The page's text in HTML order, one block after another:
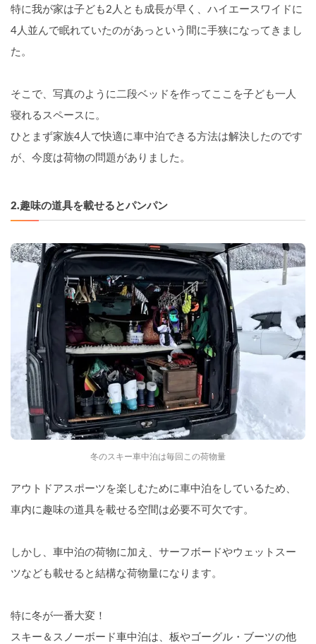
特に我が家は子ども2人とも成長が早く、ハイエースワイドに
4人並んで眠れていたのがあっという間に手狭になってきまし
た。
そこで、写真のように二段ベッドを作ってここを子ども一人
寝れるスペースに。
ひとまず家族4人で快適に車中泊できる方法は解決したのです
が、今度は荷物の問題がありました。
2.趣味の道具を載せるとパンパン
冬のスキー車中泊は毎回この荷物量
アウトドアスポーツを楽しむために車中泊をしているため、
車内に趣味の道具を載せる空間は必要不可欠です。
しかし、車中泊の荷物に加え、サーフボードやウェットスー
ツなども載せると結構な荷物量になります。
特に冬が一番大変！
スキー＆スノーボード車中泊は、板やゴーグル・ブーツの他